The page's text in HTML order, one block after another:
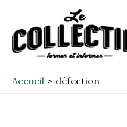
contenu
Accueil défection